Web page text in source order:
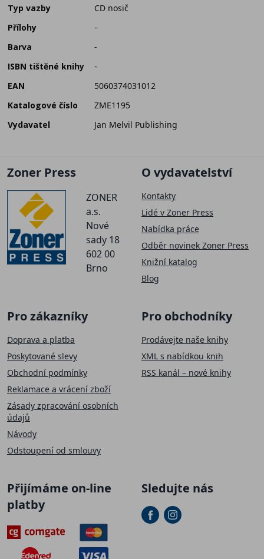
Typ vazby
CD nosič
Přílohy
-
Barva
-
ISBN tištěné knihy
-
EAN
5060374031012
Katalogové číslo
ZME1195
Vydavatel
Jan Melvil Publishing
Zoner Press
ZONER
a.s.
Nové
sady 18
602 00
Brno
O vydavatelství
Kontakty
Lidé v Zoner Press
Nabídka práce
Odběr novinek Zoner Press
Knižní katalog
Blog
Pro zákazníky
Doprava a platba
Poskytované slevy
Obchodní podmínky
Reklamace a vrácení zboží
Zásady zpracování osobních
údajů
Návody
Odstoupení od smlouvy
Pro obchodníky
Prodávejte naše knihy
XML s nabídkou knih
RSS kanál – nové knihy
Přijímáme on-line
platby
Sledujte nás